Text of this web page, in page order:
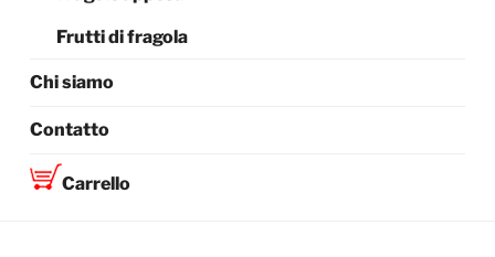
Frutti di fragola
Chi siamo
Contatto
Carrello